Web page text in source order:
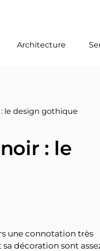
Architecture
le design gothique
: le
une connotation très
décoration sont